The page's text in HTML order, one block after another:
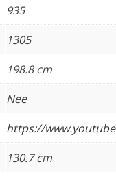
935
1305
198.8 cm
Nee
https://
130.7 cm